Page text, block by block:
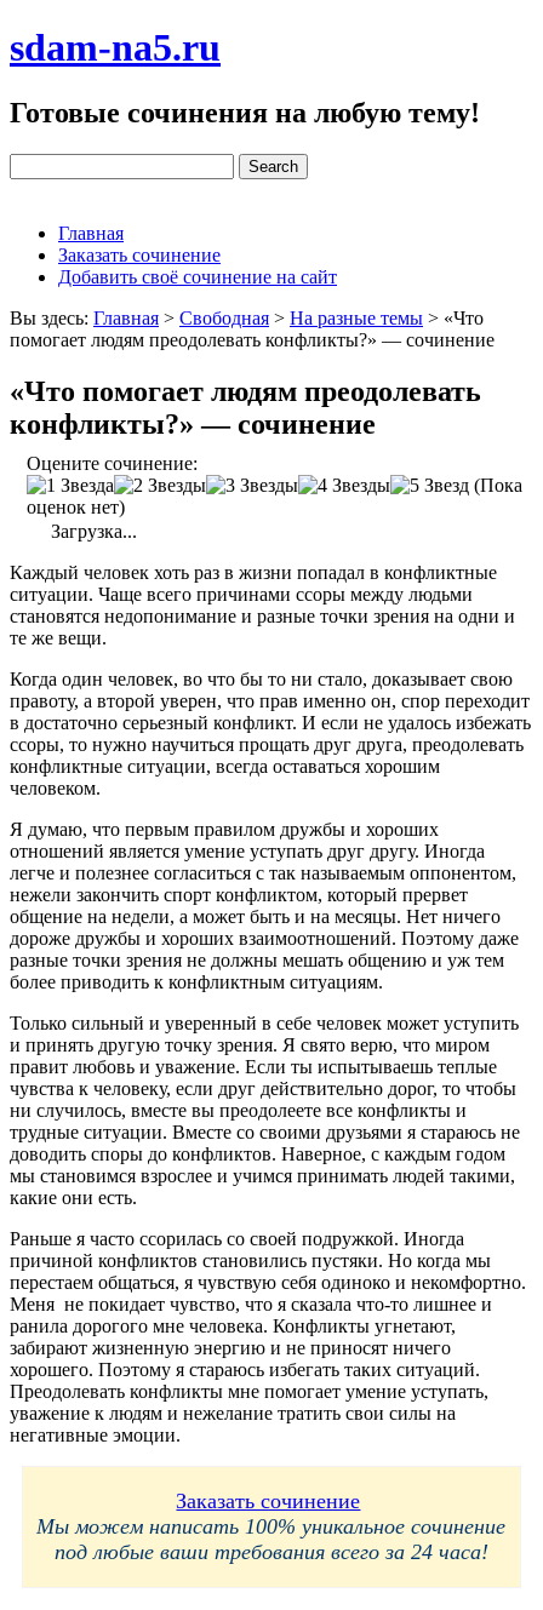
sdam-na5.ru
Готовые сочинения на любую тему!
Главная
Заказать сочинение
Добавить своё сочинение на сайт
Вы здесь: Главная > Свободная > На разные темы > «Что
помогает людям преодолевать конфликты?» — сочинение
«Что помогает людям преодолевать
конфликты?» — сочинение
Оцените сочинение:
(Пока
оценок нет)
Загрузка...
Каждый человек хоть раз в жизни попадал в конфликтные
ситуации. Чаще всего причинами ссоры между людьми
становятся недопонимание и разные точки зрения на одни и
те же вещи.
Когда один человек, во что бы то ни стало, доказывает свою
правоту, а второй уверен, что прав именно он, спор переходит
в достаточно серьезный конфликт. И если не удалось избежать
ссоры, то нужно научиться прощать друг друга, преодолевать
конфликтные ситуации, всегда оставаться хорошим
человеком.
Я думаю, что первым правилом дружбы и хороших
отношений является умение уступать друг другу. Иногда
легче и полезнее согласиться с так называемым оппонентом,
нежели закончить спорт конфликтом, который прервет
общение на недели, а может быть и на месяцы. Нет ничего
дороже дружбы и хороших взаимоотношений. Поэтому даже
разные точки зрения не должны мешать общению и уж тем
более приводить к конфликтным ситуациям.
Только сильный и уверенный в себе человек может уступить
и принять другую точку зрения. Я свято верю, что миром
правит любовь и уважение. Если ты испытываешь теплые
чувства к человеку, если друг действительно дорог, то чтобы
ни случилось, вместе вы преодолеете все конфликты и
трудные ситуации. Вместе со своими друзьями я стараюсь не
доводить споры до конфликтов. Наверное, с каждым годом
мы становимся взрослее и учимся принимать людей такими,
какие они есть.
Раньше я часто ссорилась со своей подружкой. Иногда
причиной конфликтов становились пустяки. Но когда мы
перестаем общаться, я чувствую себя одиноко и некомфортно.
Меня не покидает чувство, что я сказала что-то лишнее и
ранила дорогого мне человека. Конфликты угнетают,
забирают жизненную энергию и не приносят ничего
хорошего. Поэтому я стараюсь избегать таких ситуаций.
Преодолевать конфликты мне помогает умение уступать,
уважение к людям и нежелание тратить свои силы на
негативные эмоции.
Заказать сочинение
Мы можем написать 100% уникальное сочинение
под любые ваши требования всего за 24 часа!